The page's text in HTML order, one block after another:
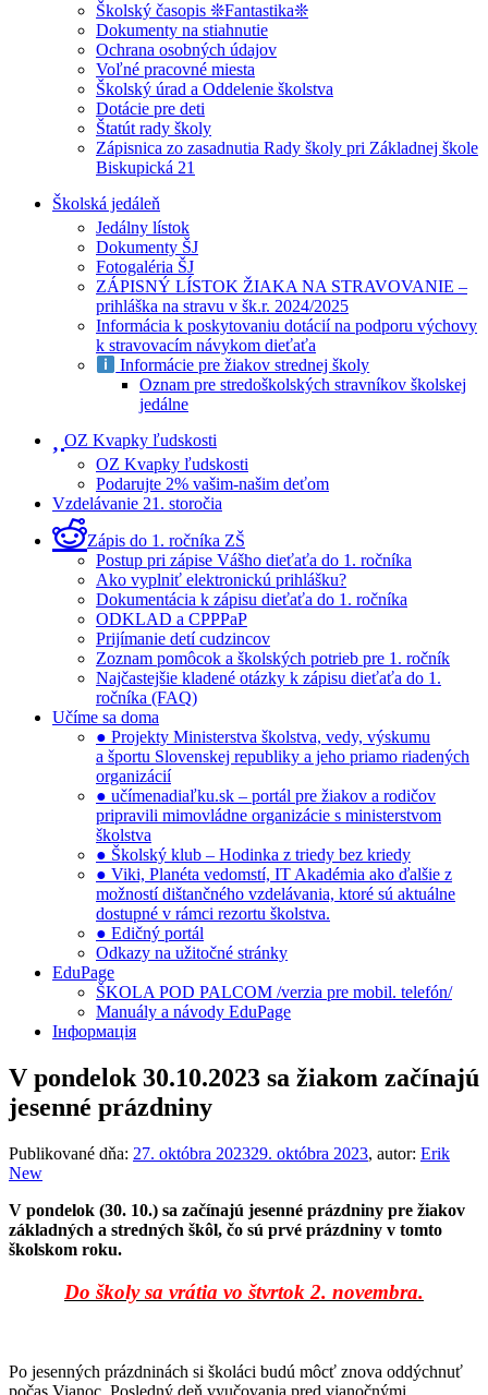
Školský časopis ❊Fantastika❊
Dokumenty na stiahnutie
Ochrana osobných údajov
Voľné pracovné miesta
Školský úrad a Oddelenie školstva
Dotácie pre deti
Štatút rady školy
Zápisnica zo zasadnutia Rady školy pri Základnej škole
Biskupická 21
Školská jedáleň
Jedálny lístok
Dokumenty ŠJ
Fotogaléria ŠJ
ZÁPISNÝ LÍSTOK ŽIAKA NA STRAVOVANIE –
prihláška na stravu v šk.r. 2024/2025
Informácia k poskytovaniu dotácií na podporu výchovy
k stravovacím návykom dieťaťa
Informácie pre žiakov strednej školy
Oznam pre stredoškolských stravníkov školskej
jedálne
OZ Kvapky ľudskosti
OZ Kvapky ľudskosti
Podarujte 2% vašim-našim deťom
Vzdelávanie 21. storočia
Zápis do 1. ročníka ZŠ
Postup pri zápise Vášho dieťaťa do 1. ročníka
Ako vyplniť elektronickú prihlášku?
Dokumentácia k zápisu dieťaťa do 1. ročníka
ODKLAD a CPPPaP
Prijímanie detí cudzincov
Zoznam pomôcok a školských potrieb pre 1. ročník
Najčastejšie kladené otázky k zápisu dieťaťa do 1.
ročníka (FAQ)
Učíme sa doma
● Projekty Ministerstva školstva, vedy, výskumu
a športu Slovenskej republiky a jeho priamo riadených
organizácií
● učímenadiaľku.sk – portál pre žiakov a rodičov
pripravili mimovládne organizácie s ministerstvom
školstva
● Školský klub – Hodinka z triedy bez kriedy
● Viki, Planéta vedomstí, IT Akadémia ako ďalšie z
možností dištančného vzdelávania, ktoré sú aktuálne
dostupné v rámci rezortu školstva.
● Edičný portál
Odkazy na užitočné stránky
EduPage
ŠKOLA POD PALCOM /verzia pre mobil. telefón/
Manuály a návody EduPage
Інформація
V pondelok 30.10.2023 sa žiakom začínajú
jesenné prázdniny
Publikované dňa: 27. októbra 202329. októbra 2023, autor: Erik
New
V pondelok (30. 10.) sa začínajú jesenné prázdniny pre žiakov
základných a stredných škôl, čo sú prvé prázdniny v tomto
školskom roku.
Do školy sa vrátia vo štvrtok 2. novembra.
Po jesenných prázdninách si školáci budú môcť znova oddýchnuť
počas Vianoc. Posledný deň vyučovania pred vianočnými